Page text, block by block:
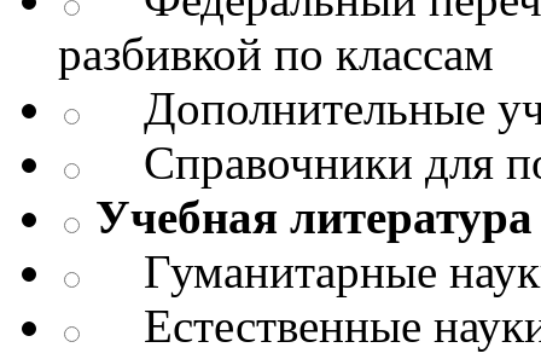
разбивкой по классам
Дополнительные
Справочники для
Учебная литература
Гуманитарные
Естественные